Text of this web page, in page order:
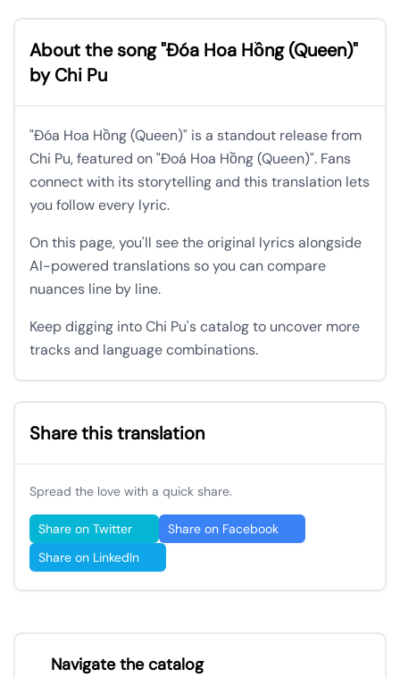
About the song "Đóa Hoa Hồng (Queen)"
by Chi Pu
"Đóa Hoa Hồng (Queen)" is a standout release from
Chi Pu, featured on "Đoá Hoa Hồng (Queen)". Fans
connect with its storytelling and this translation lets
you follow every lyric.
On this page, you'll see the original lyrics alongside
AI-powered translations so you can compare
nuances line by line.
Keep digging into Chi Pu's catalog to uncover more
tracks and language combinations.
Share this translation
Spread the love with a quick share.
Share on Twitter
Share on Facebook
Share on LinkedIn
Navigate the catalog